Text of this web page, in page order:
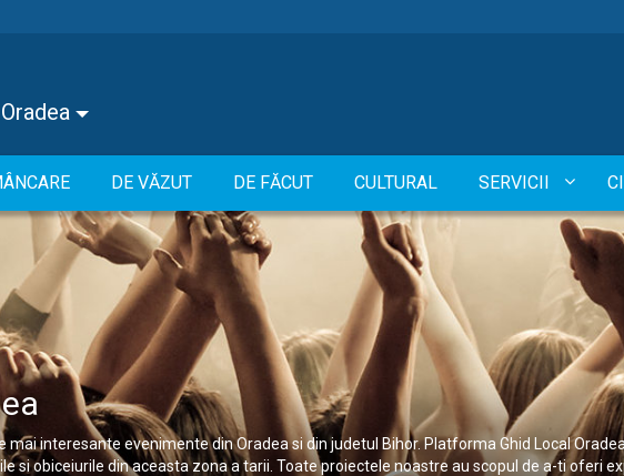
Oradea
DE VĂZUT DE FĂCUT CULTURAL SERVICII
mai interesante evenimente din Oradea si din judetul Bihor. Platforma Ghid Local
si obiceiurile din aceasta zona a tarii. Toate proiectele noastre au scopul de a-ti oferi